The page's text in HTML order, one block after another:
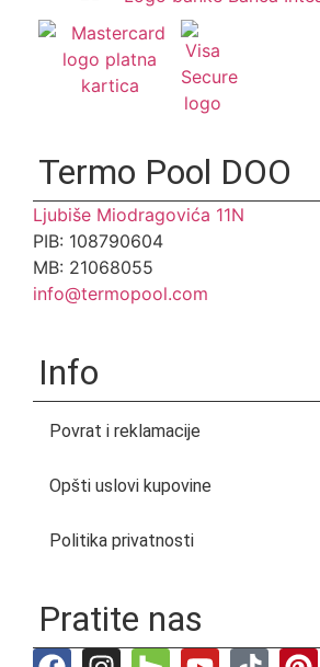
Termo Pool DOO
Ljubiše Miodragovića 11N
PIB: 108790604
MB: 21068055
info@termopool.com
Info
Povrat i reklamacije
Opšti uslovi kupovine
Politika privatnosti
Pratite nas